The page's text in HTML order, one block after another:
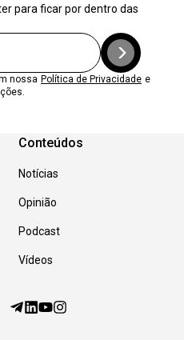
para ficar por dentro das
nossa Política de Privacidade e
Conteúdos
Notícias
Opinião
Podcast
Vídeos